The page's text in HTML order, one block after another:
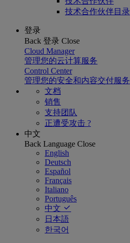
技术合作伙伴目录
登录
Back 登录 Close
Cloud Manager
管理您的云计算服务
Control Center
管理您的安全和内容交付服务
文档
销售
支持团队
正遭受攻击 ?
中文
Back Language Close
English
Deutsch
Español
Français
Italiano
Português
中文
日本語
한국어